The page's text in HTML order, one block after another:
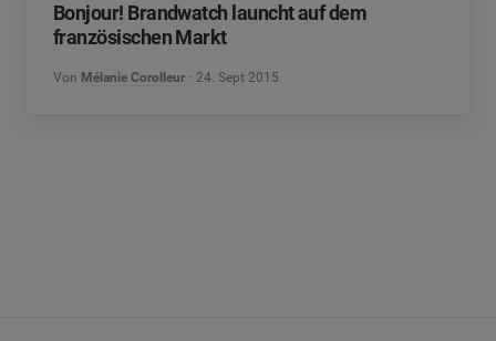
Bonjour! Brandwatch launcht auf dem
französischen Markt
Von Mélanie Corolleur 24. Sept 2015